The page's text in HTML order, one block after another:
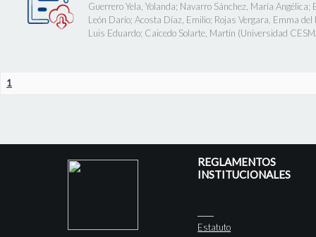
Guerrero Yela, Yolanda; Navarro Sánchez, María Angélica;
León Darío; Acosta Díaz, Emilio; Rojas Vergara, Emma del
Luis Eduardo; Caicedo Solarte, Martín (Universidad
1
REGLAMENTOS
INSTITUCIONALES
Estatuto